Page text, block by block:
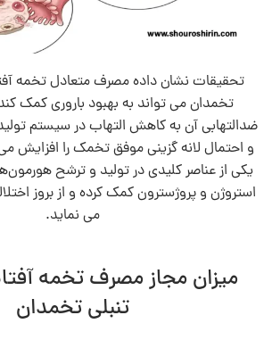
تحقیقات نشان داده مصرف متعادل تخمه
تخمدان می‌ تواند به بهبود باروری کمک
ضدالتهابی آن به کاهش التهاب در سیستم
و احتمال لانه‌ گزینی موفق تخمک را افزایش
یکی از عناصر کلیدی در تولید و ترشح
استروژن و پروژسترون کمک کرده و از بروز
می‌ نماید.
میزان مجاز مصرف تخمه
تنبلی تخمدان